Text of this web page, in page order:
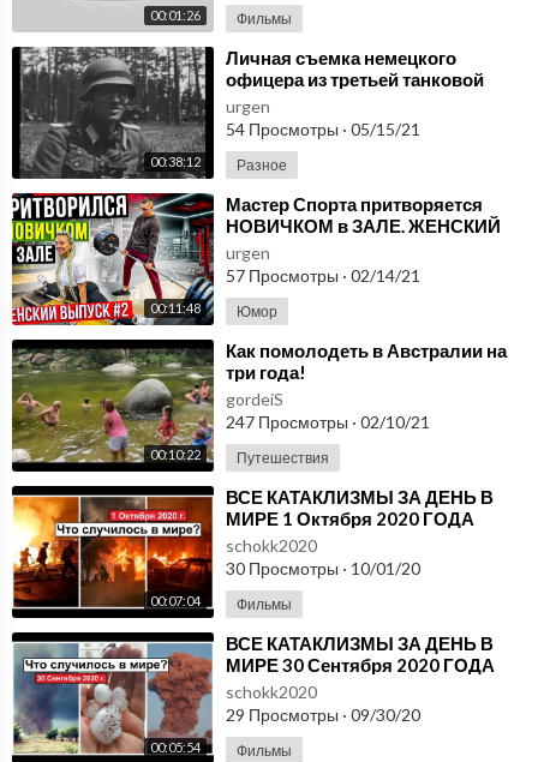
00:01:26 Фильмы
00:38:12
⁣Личная съемка немецкого
офицера из третьей танковой
группы армии Центр, самое
начало, лето 1941 года
urgen
54 Просмотры · 05/15/21
Разное
00:11:48
⁣Мастер Спорта притворяется
НОВИЧКОМ в ЗАЛЕ. ЖЕНСКИЙ
ВЫПУСК #2|ПРАНК НАД
ТРЕНЕРОМ
urgen
57 Просмотры · 02/14/21
Юмор
00:10:22
⁣Как помолодеть в Австралии на
три года!
gordeiS
247 Просмотры · 02/10/21
Путешествия
00:07:04
⁣ВСЕ КАТАКЛИЗМЫ ЗА ДЕНЬ В
МИРЕ 1 Октября 2020 ГОДА
#ДрожьЗемли #Катаклизмы
schokk2020
30 Просмотры · 10/01/20
Фильмы
00:05:54
⁣ВСЕ КАТАКЛИЗМЫ ЗА ДЕНЬ В
МИРЕ 30 Сентября 2020 ГОДА
#ДрожьЗемли #Катаклизмы
schokk2020
29 Просмотры · 09/30/20
Фильмы